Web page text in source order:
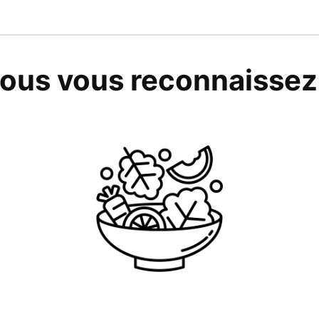
vous